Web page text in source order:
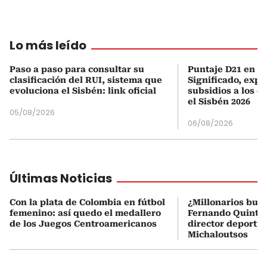
Lo más leído
Paso a paso para consultar su
clasificación del RUI, sistema que
evoluciona el Sisbén: link oficial
05/08/2026
Puntaje D21 en
Significado,
subsidios a los
el Sisbén 2026
06/08/2026
Últimas Noticias
Con la plata de Colombia en fútbol
femenino: así quedo el medallero
de los Juegos Centroamericanos
¿Millonarios
Fernando
director
Michaloutsos